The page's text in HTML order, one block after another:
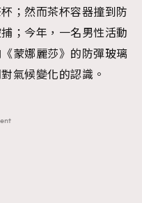
；然而茶杯容器撞到防
；今年，一名男性活動
蒙娜麗莎》的防彈玻璃
氣候變化的認識。